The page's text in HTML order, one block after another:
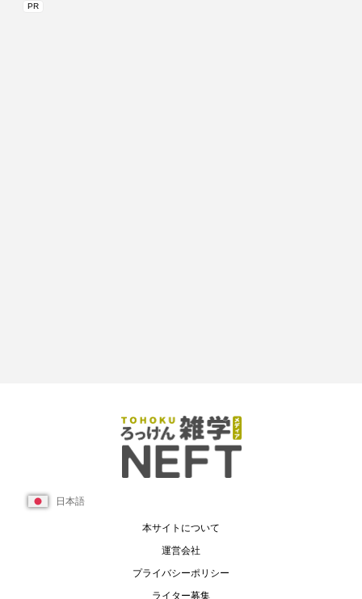
日本語
本サイトについて
運営会社
プライバシーポリシー
ライター募集